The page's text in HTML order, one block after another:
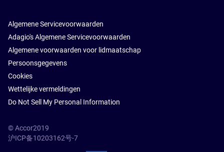
Algemene Servicevoorwaarden
Adagio's Algemene Servicevoorwaarden
Algemene voorwaarden voor lidmaatschap
Persoonsgegevens
Cookies
Wettelijke vermeldingen
Do Not Sell My Personal Information
© Accor2019
沪ICP备10203162号-7